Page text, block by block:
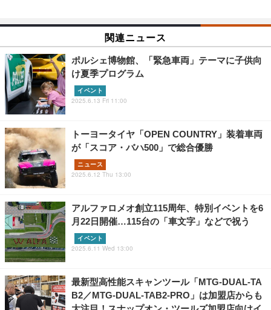
関連ニュース
ポルシェ博物館、「緊急車両」テーマに子供向
け夏季プログラム
イベント
2025.6.13 Fri 11:00
トーヨータイヤ「OPEN COUNTRY」装着車両
が「スコア・バハ500」で総合優勝
ニュース
2025.6.12 Thu 13:00
アルファロメオ創立115周年、特別イベントを6
月22日開催…115台の「車文字」などで祝う
イベント
2025.6.11 Wed 13:00
最新型高性能スキャンツール「MTG-DUAL-TA
B2／MTG-DUAL-TAB2-PRO」は加盟店からも